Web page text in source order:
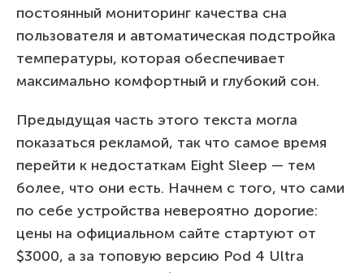
постоянный мониторинг качества сна
пользователя и автоматическая подстройка
температуры, которая обеспечивает
максимально комфортный и глубокий сон.
Предыдущая часть этого текста могла
показаться рекламой, так что самое время
перейти к недостаткам Eight Sleep — тем
более, что они есть. Начнем с того, что сами
по себе устройства невероятно дорогие:
цены на официальном сайте стартуют от
$3000, а за топовую версию Pod 4 Ultra